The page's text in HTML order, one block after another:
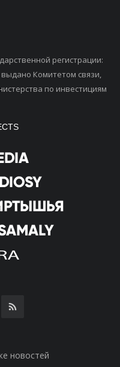
регистрации:
Комитетом связи,
по инвестициям
новостей